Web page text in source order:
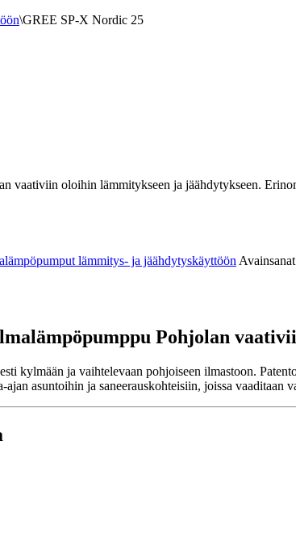
\GREE SP-X Nordic 25
oloihin lämmitykseen ja jäähdytykseen.
lämmitys- ja jäähdytyskäyttöön
Pohjolan
kylmään ja vaihtelevaan pohjoiseen ilmastoon.
asuntoihin ja saneerauskohteisiin, joissa